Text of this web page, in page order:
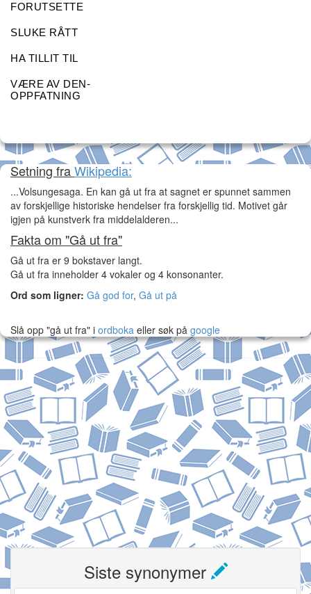
FORUTSETTE
SLUKE RÅTT
HA TILLIT TIL
VÆRE AV DEN-
OPPFATNING
Setning fraWikipedia:
...Volsungesaga. En kan gå ut fra at sagnet er spunnet sammen
av forskjellige historiske hendelser fra forskjellig tid. Motivet går
igjen på kunstverk fra middelalderen...
Fakta om "Gå ut fra"
Gå ut fra er 9 bokstaver langt.
Gå ut fra inneholder 4 vokaler og 4 konsonanter.
Ord som ligner: Gå god for, Gå ut på
Slå opp "gå ut fra" i ordboka eller søk på google
Siste synonymer